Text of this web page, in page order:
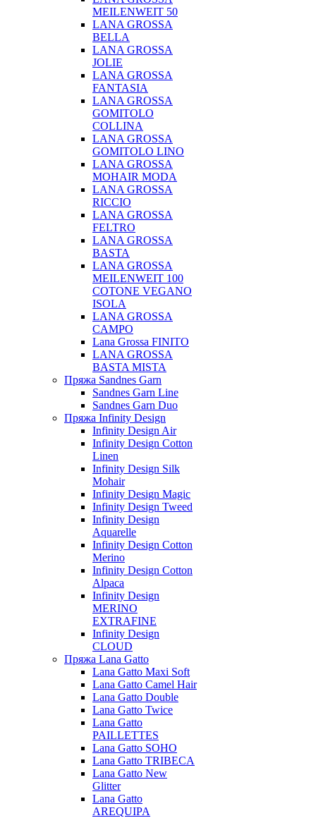
MEILENWEIT 50
LANA GROSSA
BELLA
LANA GROSSA
JOLIE
LANA GROSSA
FANTASIA
LANA GROSSA
GOMITOLO
COLLINA
LANA GROSSA
GOMITOLO LINO
LANA GROSSA
MOHAIR MODA
LANA GROSSA
RICCIO
LANA GROSSA
FELTRO
LANA GROSSA
BASTA
LANA GROSSA
MEILENWEIT 100
COTONE VEGANO
ISOLA
LANA GROSSA
CAMPO
Lana Grossa FINITO
LANA GROSSA
BASTA MISTA
Пряжа Sandnes Garn
Sandnes Garn Line
Sandnes Garn Duo
Пряжа Infinity Design
Infinity Design Air
Infinity Design Cotton
Linen
Infinity Design Silk
Mohair
Infinity Design Magic
Infinity Design Tweed
Infinity Design
Aquarelle
Infinity Design Cotton
Merino
Infinity Design Cotton
Alpaca
Infinity Design
MERINO
EXTRAFINE
Infinity Design
CLOUD
Пряжа Lana Gatto
Lana Gatto Maxi Soft
Lana Gatto Camel Hair
Lana Gatto Double
Lana Gatto Twice
Lana Gatto
PAILLETTES
Lana Gatto SOHO
Lana Gatto TRIBECA
Lana Gatto New
Glitter
Lana Gatto
AREQUIPA